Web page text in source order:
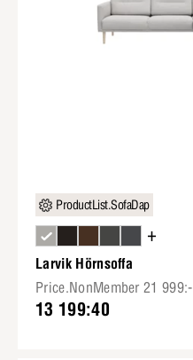
ProductList.SofaDap
+
Larvik Hörnsoffa
Price.NonMember 21 999:-
13 199:40